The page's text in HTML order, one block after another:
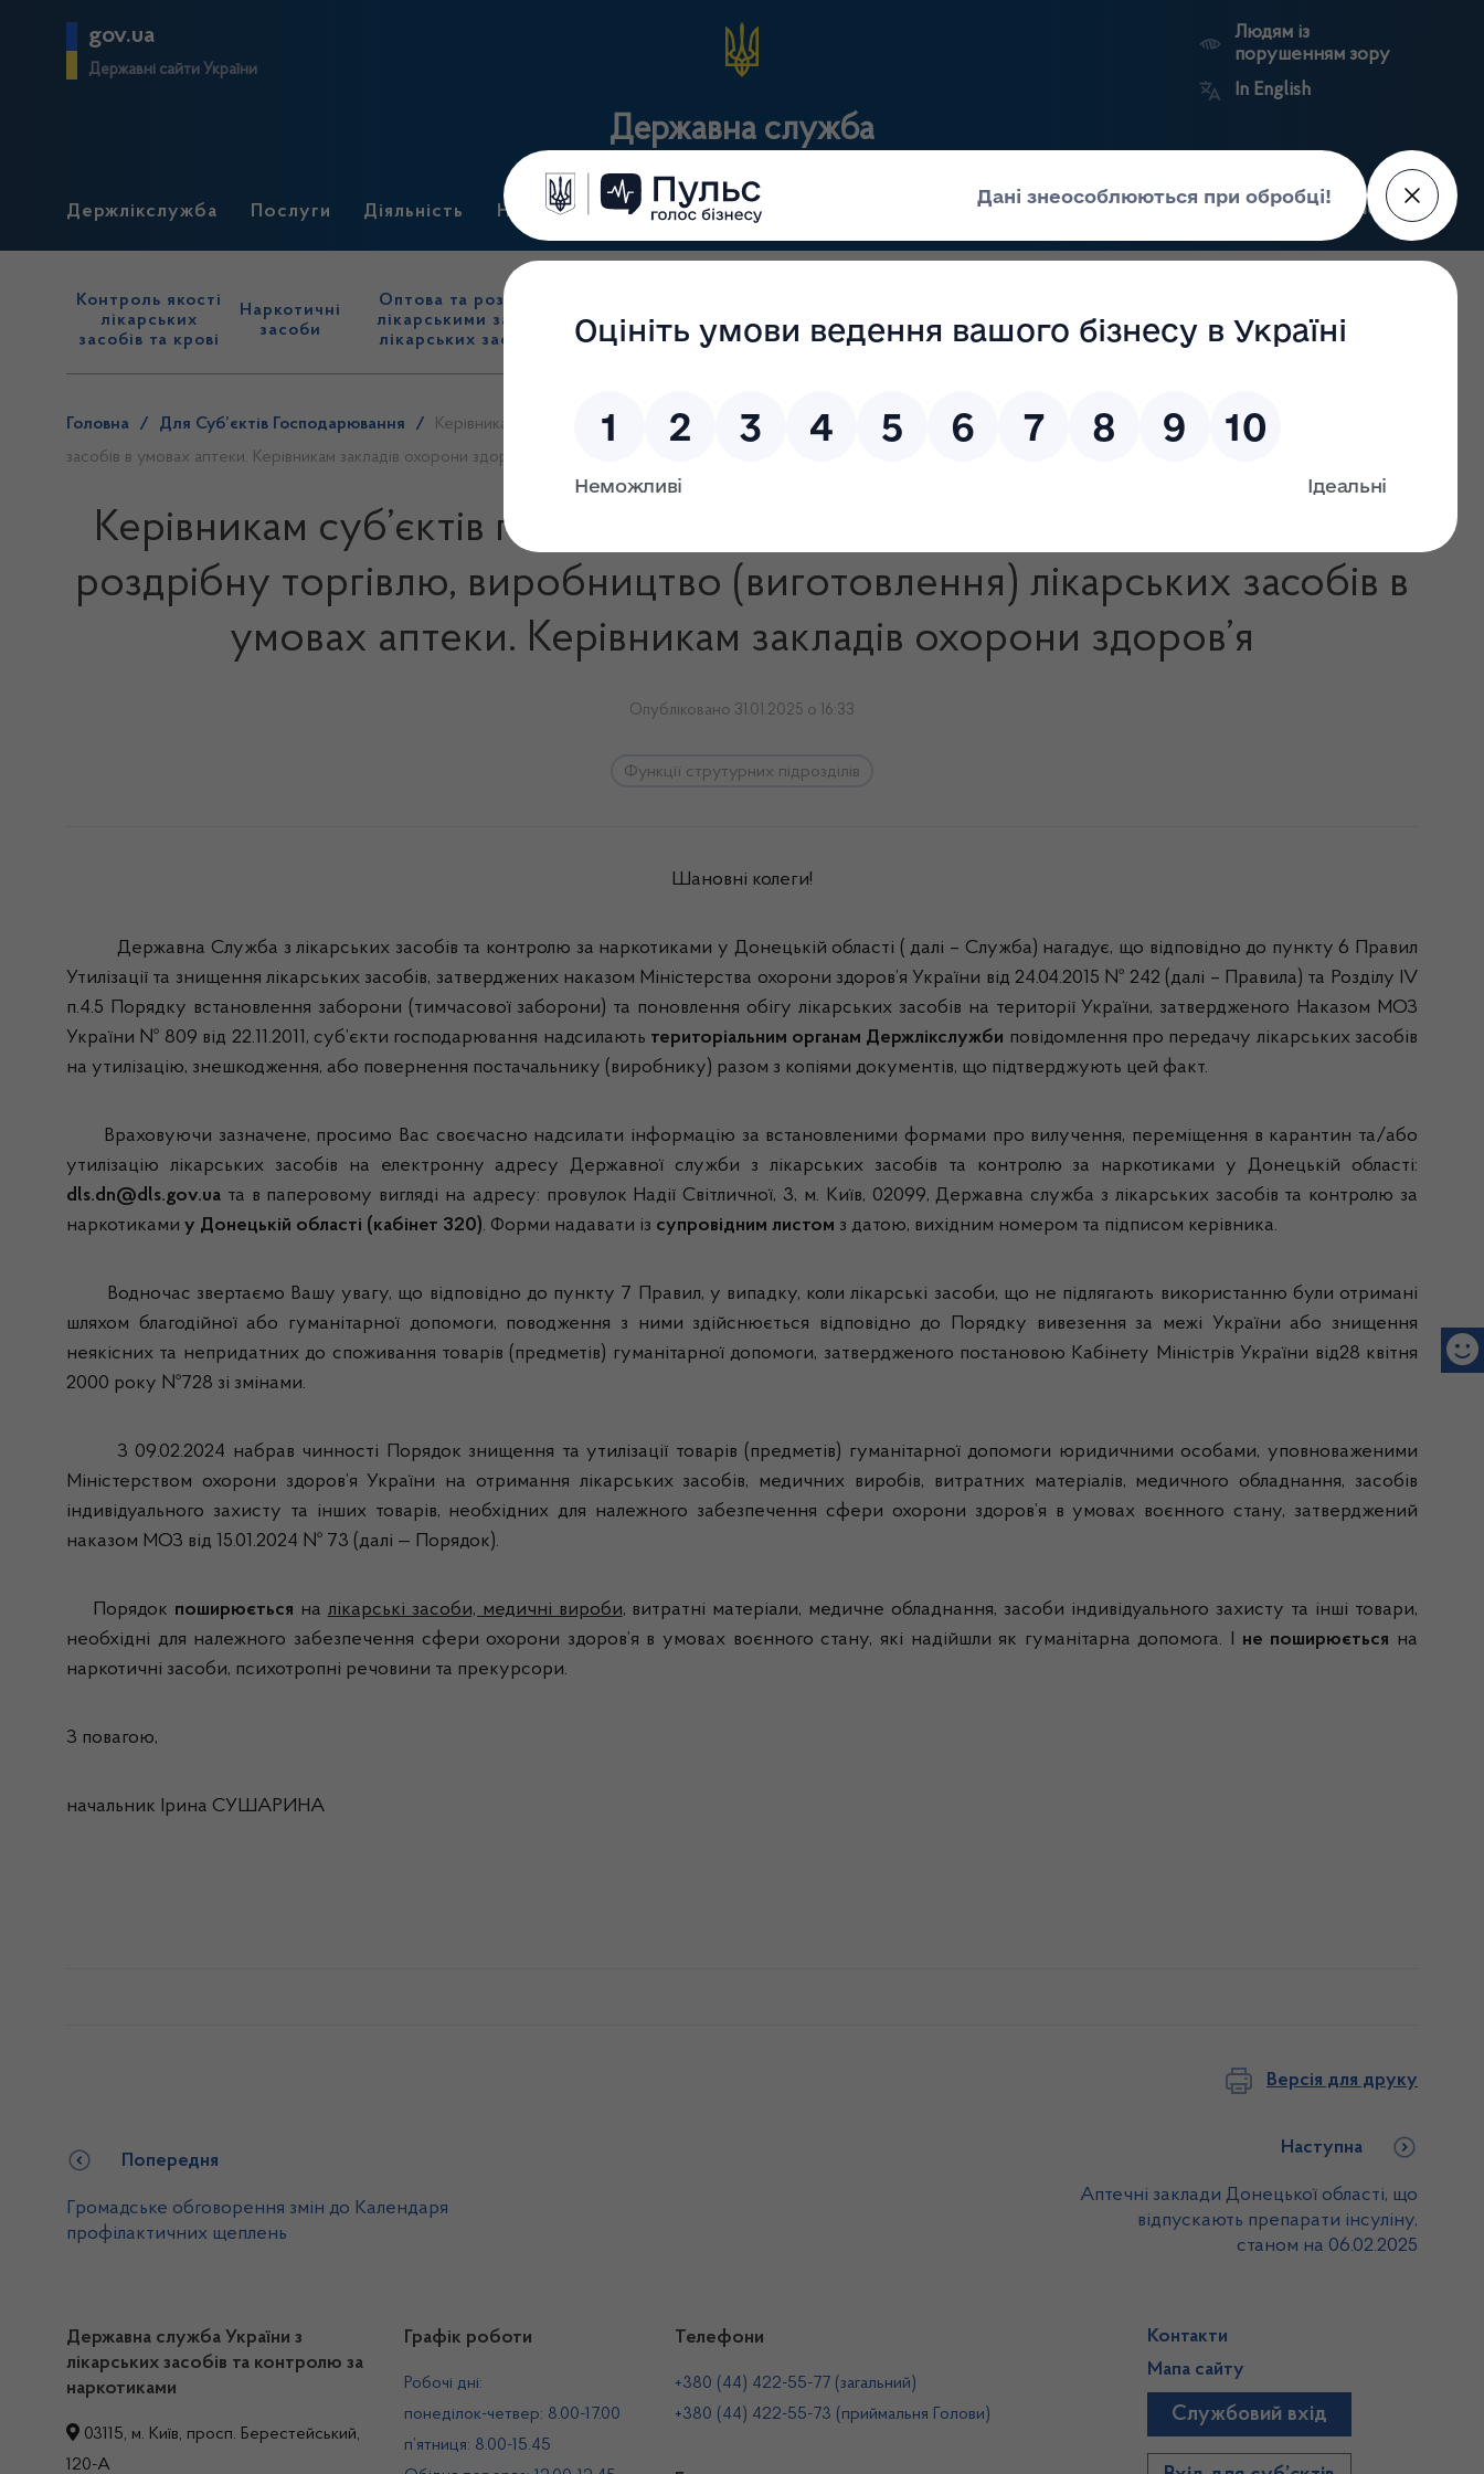
gov.ua
Державні сайти України
Державна служба
Людям із
порушенням зору
In English
Держлікслужба Послуги Діяльність Нормативні документи Для громадськості Прес-центр Пошук
Контроль якості
лікарських
засобів та крові
Наркотичні
засоби
Оптова та роздрібна торгівля
лікарськими засобами, імпорт
лікарських засобів (крім АФІ)
нагляд
(контроль)
засобів, крові та
сертифікація
нагляд
реєстри
портал
Держлікслужби
Головна / Для Суб’єктів Господарювання /
Керівникам суб’єктів господарювання, що мають ліцензію на оптову, роздрібну торгівлю, виробництво (виготовлення) лікарських
засобів в умовах аптеки. Керівникам закладів охорони здоров’я
Керівникам суб’єктів господарювання, що мають ліцензію на оптову,
роздрібну торгівлю, виробництво (виготовлення) лікарських засобів в
умовах аптеки. Керівникам закладів охорони здоров’я
Опубліковано 31.01.2025 о 16:33
Функції струтурних підрозділів
Шановні колеги!
Державна Служба з лікарських засобів та контролю за наркотиками у Донецькій області ( далі – Служба) нагадує, що відповідно до пункту 6 Правил
Утилізації та знищення лікарських засобів, затверджених наказом Міністерства охорони здоров’я України від 24.04.2015 № 242 (далі – Правила) та Розділу IV
п.4.5 Порядку встановлення заборони (тимчасової заборони) та поновлення обігу лікарських засобів на території України, затвердженого Наказом МОЗ
України № 809 від 22.11.2011, суб’єкти господарювання надсилають територіальним органам Держлікслужби повідомлення про передачу лікарських засобів
на утилізацію, знешкодження, або повернення постачальнику (виробнику) разом з копіями документів, що підтверджують цей факт.
Враховуючи зазначене, просимо Вас своєчасно надсилати інформацію за встановленими формами про вилучення, переміщення в карантин та/або
утилізацію лікарських засобів на електронну адресу Державної служби з лікарських засобів та контролю за наркотиками у Донецькій області:
dls.dn@dls.gov.ua та в паперовому вигляді на адресу: провулок Надії Світличної, 3, м. Київ, 02099, Державна служба з лікарських засобів та контролю за
наркотиками у Донецькій області (кабінет 320). Форми надавати із супровідним листом з датою, вихідним номером та підписом керівника.
Водночас звертаємо Вашу увагу, що відповідно до пункту 7 Правил, у випадку, коли лікарські засоби, що не підлягають використанню були отримані
шляхом благодійної або гуманітарної допомоги, поводження з ними здійснюється відповідно до Порядку вивезення за межі України або знищення
неякісних та непридатних до споживання товарів (предметів) гуманітарної допомоги, затвердженого постановою Кабінету Міністрів України від28 квітня
2000 року №728 зі змінами.
З 09.02.2024 набрав чинності Порядок знищення та утилізації товарів (предметів) гуманітарної допомоги юридичними особами, уповноваженими
Міністерством охорони здоров’я України на отримання лікарських засобів, медичних виробів, витратних матеріалів, медичного обладнання, засобів
індивідуального захисту та інших товарів, необхідних для належного забезпечення сфери охорони здоров’я в умовах воєнного стану, затверджений
наказом МОЗ від 15.01.2024 № 73 (далі — Порядок).
Порядок поширюється на лікарські засоби, медичні вироби, витратні матеріали, медичне обладнання, засоби індивідуального захисту та інші товари,
необхідні для належного забезпечення сфери охорони здоров’я в умовах воєнного стану, які надійшли як гуманітарна допомога. І не поширюється на
наркотичні засоби, психотропні речовини та прекурсори.
З повагою,
начальник Ірина СУШАРИНА
Версія для друку
Попередня
Громадське обговорення змін до Календаря
профілактичних щеплень
Наступна
Аптечні заклади Донецької області, що
відпускають препарати інсуліну,
станом на 06.02.2025
Державна служба України з
лікарських засобів та контролю за
наркотиками
03115, м. Київ, просп. Берестейський,
120-А
Графік роботи
Робочі дні:
понеділок-четвер: 8.00-17.00
п’ятниця: 8.00-15.45
Телефони
+380 (44) 422-55-77 (загальний)
+380 (44) 422-55-73 (приймальня Голови)
Контакти
Мапа сайту
Службовий вхід